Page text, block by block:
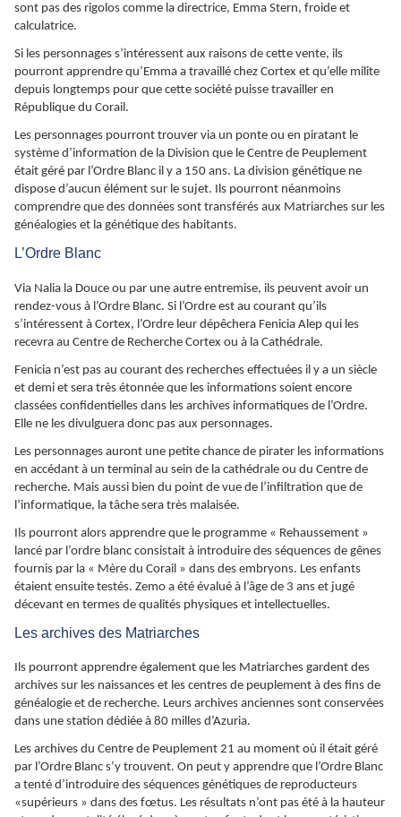
sont pas des rigolos comme la directrice, Emma Stern, froide et
calculatrice.
Si les personnages s’intéressent aux raisons de cette vente, ils
pourront apprendre qu’Emma a travaillé chez Cortex et qu’elle milite
depuis longtemps pour que cette société puisse travailler en
République du Corail.
Les personnages pourront trouver via un ponte ou en piratant le
système d’information de la Division que le Centre de Peuplement
était géré par l’Ordre Blanc il y a 150 ans. La division génétique ne
dispose d’aucun élément sur le sujet. Ils pourront néanmoins
comprendre que des données sont transférés aux Matriarches sur les
généalogies et la génétique des habitants.
L’Ordre Blanc
Via Nalia la Douce ou par une autre entremise, ils peuvent avoir un
rendez-vous à l’Ordre Blanc. Si l’Ordre est au courant qu’ils
s’intéressent à Cortex, l’Ordre leur dépêchera Fenicia Alep qui les
recevra au Centre de Recherche Cortex ou à la Cathédrale.
Fenicia n’est pas au courant des recherches effectuées il y a un siècle
et demi et sera très étonnée que les informations soient encore
classées confidentielles dans les archives informatiques de l’Ordre.
Elle ne les divulguera donc pas aux personnages.
Les personnages auront une petite chance de pirater les informations
en accédant à un terminal au sein de la cathédrale ou du Centre de
recherche. Mais aussi bien du point de vue de l’infiltration que de
l’informatique, la tâche sera très malaisée.
Ils pourront alors apprendre que le programme « Rehaussement »
lancé par l’ordre blanc consistait à introduire des séquences de gênes
fournis par la « Mère du Corail » dans des embryons. Les enfants
étaient ensuite testés. Zemo a été évalué à l’âge de 3 ans et jugé
décevant en termes de qualités physiques et intellectuelles.
Les archives des Matriarches
Ils pourront apprendre également que les Matriarches gardent des
archives sur les naissances et les centres de peuplement à des fins de
généalogie et de recherche. Leurs archives anciennes sont conservées
dans une station dédiée à 80 milles d’Azuria.
Les archives du Centre de Peuplement 21 au moment où il était géré
par l’Ordre Blanc s’y trouvent. On peut y apprendre que l’Ordre Blanc
a tenté d’introduire des séquences génétiques de reproducteurs
«supérieurs » dans des fœtus. Les résultats n’ont pas été à la hauteur